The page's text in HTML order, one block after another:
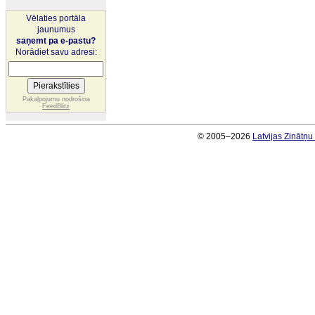
Vēlaties portāla
jaunumus
saņemt pa e-pastu?
Norādiet savu adresi:
Pakalpojumu nodrošina
FeedBlitz
© 2005–2026 Latvijas